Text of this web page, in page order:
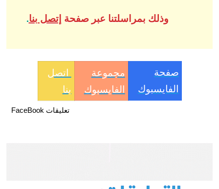
وذلك بمراسلتنا عبر صفحة إتصل بنا.
صفحة
الفايسبوك
مجموعة
الفايسبوك
اتصل
بنا
تعليقات FaceBook